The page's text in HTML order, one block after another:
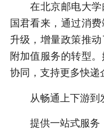
在北京邮电大学
国君看来，通过消
升级，增量政策推
附加值服务的转型
协同，支持更多快递
从畅通上下游到
提供一站式服务